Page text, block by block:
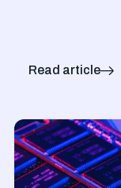
Read article